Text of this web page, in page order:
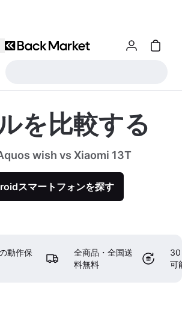
を比較する
wish vs Xiaomi 13T
スマートフォンを探す
動作保
全商品・全国送
料無料
30
可